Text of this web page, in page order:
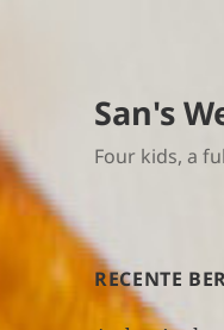
San's
Four kids, a
RECENTE